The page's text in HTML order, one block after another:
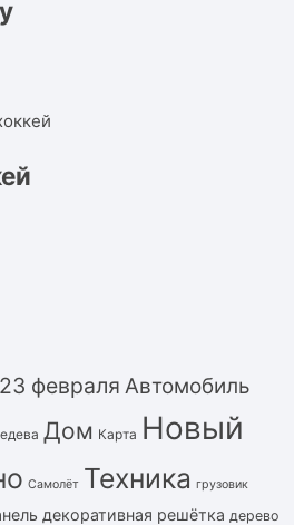
23 февраля Автомобиль
Дом Карта Новый
Самолёт Техника грузовик
декоративная решётка дерево